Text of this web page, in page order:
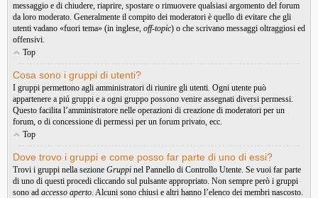
messaggio e di chiudere, riaprire, spostare o rimuovere qualsiasi argomento del forum
da loro moderato. Generalmente il compito dei moderatori è quello di evitare che gli
utenti vadano «fuori tema» (in inglese, off-topic) o che scrivano messaggi oltraggiosi ed
offensivi.
Top
Cosa sono i gruppi di utenti?
I gruppi permettono agli amministratori di riunire gli utenti. Ogni utente può
appartenere a piú gruppi e a ogni gruppo possono venire assegnati diversi permessi.
Questo facilita l’amministratore nelle operazioni di creazione di moderatori per un
forum, o di concessione di permessi per un forum privato, ecc.
Top
Dove trovo i gruppi e come posso far parte di uno di essi?
Trovi i gruppi nella sezione Gruppi nel Pannello di Controllo Utente. Se vuoi far parte
di uno di questi procedi cliccando sul pulsante appropriato. Non sempre però i gruppi
sono ad accesso aperto. Alcuni sono chiusi e altri hanno l’elenco dei membri nascosto.